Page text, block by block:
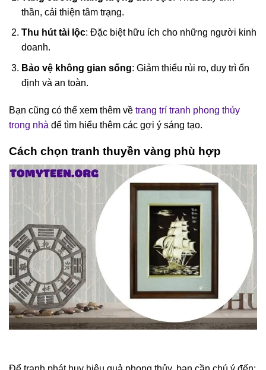
thần, cải thiện tâm trạng.
Thu hút tài lộc: Đặc biệt hữu ích cho những người kinh
doanh.
Bảo vệ không gian sống: Giảm thiểu rủi ro, duy trì ổn
định và an toàn.
Bạn cũng có thể xem thêm về trang trí tranh phong thủy
trong nhà để tìm hiểu thêm các gợi ý sáng tạo.
Cách chọn tranh thuyền vàng phù hợp